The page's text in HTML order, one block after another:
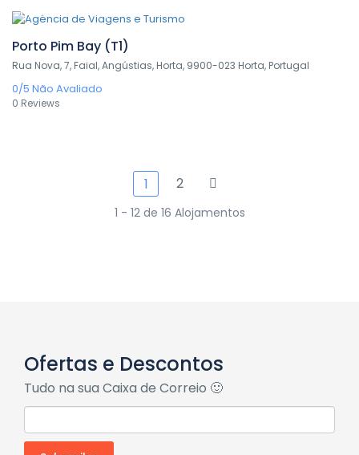
0,00€/ 1 night(s)
Porto Pim Bay (T1)
Rua Nova, 7, Faial, Angústias, Horta, 9900-023 Horta, Portugal
0/5 Não Avaliado
0 Reviews
1 2
1 - 12 de 16 Alojamentos
Ofertas e Descontos
Tudo na sua Caixa de Correio 🙂